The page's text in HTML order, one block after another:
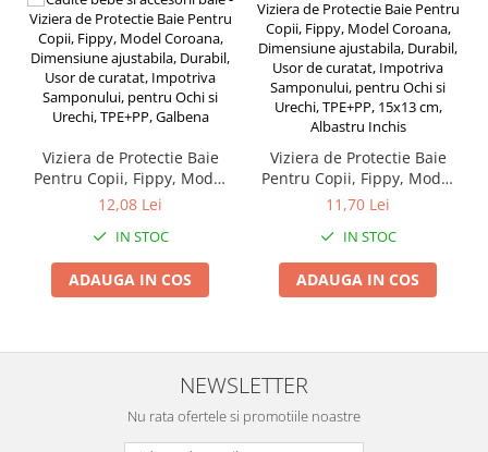
Bucatarie si electrocasnice
Masini de carnati si accesorii
Espressoare si cafetiere
Masini de piper si nuci
tocat carne
Autocolant de bucatarie
Dozatoare
Fete de masa
Friteuze
Genti Termoizolante Mancare
Magneti de frigider
Masini de tocat manuale
Viziera de Protectie Baie
Pentru Copii, Fippy, Model
Coroana, Dimensiune
curatat, Impotriva
Samponului, pentru Ochi si
Urechi, TPE+PP, Galbena
12,08 Lei
IN STOC
ADAUGA IN COS
Viziera de Protectie Baie
Pentru Copii, Fippy, Model
Coroana, Dimensiune
curatat, Impotriva
Samponului, pentru Ochi si
Urechi, TPE+PP, 15x13 cm,
Albastru Inchis
11,70 Lei
IN STOC
ADAUGA IN COS
NEWSLETTER
Nu rata ofertele si promotiile noastre